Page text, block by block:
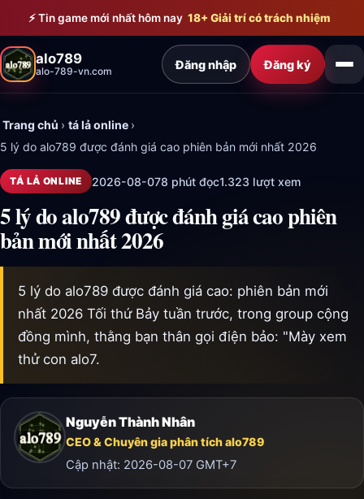
Bỏ qua đến nội dung chính
⚡ Tin game mới nhất hôm nay 18+ Giải trí có trách nhiệm
alo789
alo-789-vn.com Đăng nhập Đăng ký
Trang chủ › tá lả online ›
5 lý do alo789 được đánh giá cao phiên bản mới nhất 2026
TÁ LẢ ONLINE 2026-08-078 phút đọc1.323 lượt xem
5 lý do alo789 được đánh giá cao phiên
bản mới nhất 2026
5 lý do alo789 được đánh giá cao: phiên bản mới
nhất 2026 Tối thứ Bảy tuần trước, trong group cộng
đồng mình, thằng bạn thân gọi điện bảo: "Mày xem
thử con alo7.
Nguyễn Thành Nhân
CEO & Chuyên gia phân tích alo789
Cập nhật: 2026-08-07 GMT+7